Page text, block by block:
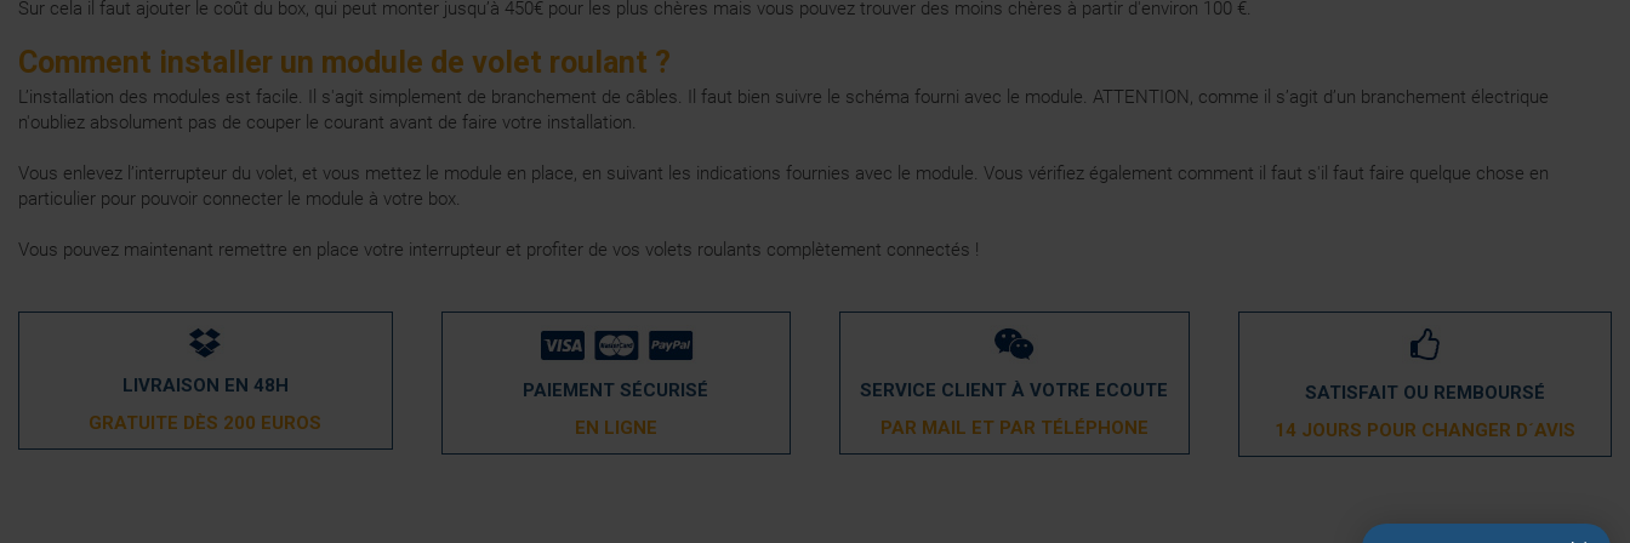
Sur cela il faut ajouter le coût du box, qui peut monter jusqu’à 450€ pour les plus chères mais vous pouvez trouver des moins chères à partir d'environ 100 €.
Comment installer un module de volet roulant ?
L’installation des modules est facile. Il s'agit simplement de branchement de câbles. Il faut bien suivre le schéma fourni avec le module. ATTENTION, comme il s’agit d’un branchement électrique
n'oubliez absolument pas de couper le courant avant de faire votre installation.
Vous enlevez l’interrupteur du volet, et vous mettez le module en place, en suivant les indications fournies avec le module. Vous vérifiez également comment il faut s'il faut faire quelque chose en
particulier pour pouvoir connecter le module à votre box.
Vous pouvez maintenant remettre en place votre interrupteur et profiter de vos volets roulants complètement connectés !
LIVRAISON EN 48H
GRATUITE DÈS 200 EUROS
PAIEMENT SÉCURISÉ
EN LIGNE
SERVICE CLIENT À VOTRE ECOUTE
PAR MAIL ET PAR TÉLÉPHONE
SATISFAIT OU REMBOURSÉ
14 JOURS POUR CHANGER D´AVIS